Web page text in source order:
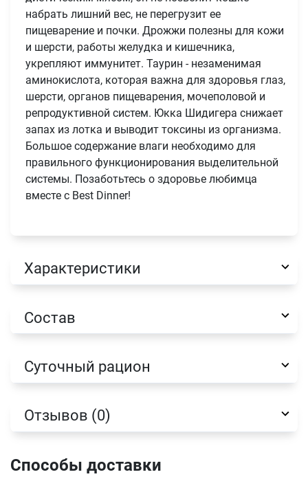
набрать лишний вес, не перегрузит ее
пищеварение и почки. Дрожжи полезны для кожи
и шерсти, работы желудка и кишечника,
укрепляют иммунитет. Таурин - незаменимая
аминокислота, которая важна для здоровья глаз,
шерсти, органов пищеварения, мочеполовой и
репродуктивной систем. Юкка Шидигера снижает
запах из лотка и выводит токсины из организма.
Большое содержание влаги необходимо для
правильного функционирования выделительной
системы. Позаботьтесь о здоровье любимца
вместе с Best Dinner!
Характеристики
Состав
Суточный рацион
Отзывов (0)
Способы доставки
Имя
отправить